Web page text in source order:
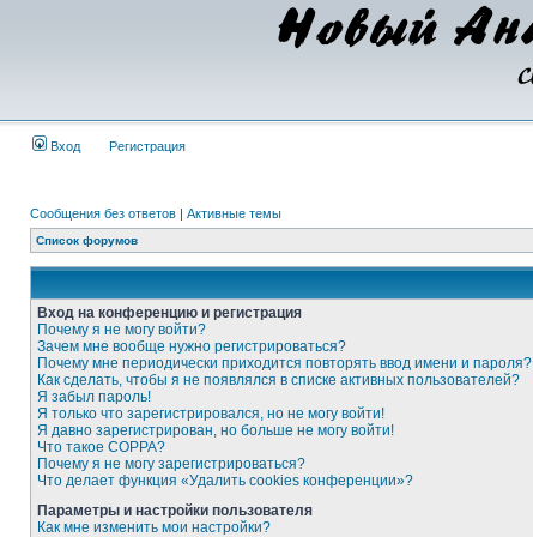
Вход Регистрация
Сообщения без ответов | Активные темы
Список форумов
Вход на конференцию и регистрация
Почему я не могу войти?
Зачем мне вообще нужно регистрироваться?
Почему мне периодически приходится повторять ввод имени и пароля?
Как сделать, чтобы я не появлялся в списке активных пользователей?
Я забыл пароль!
Я только что зарегистрировался, но не могу войти!
Я давно зарегистрирован, но больше не могу войти!
Что такое COPPA?
Почему я не могу зарегистрироваться?
Что делает функция «Удалить cookies конференции»?
Параметры и настройки пользователя
Как мне изменить мои настройки?